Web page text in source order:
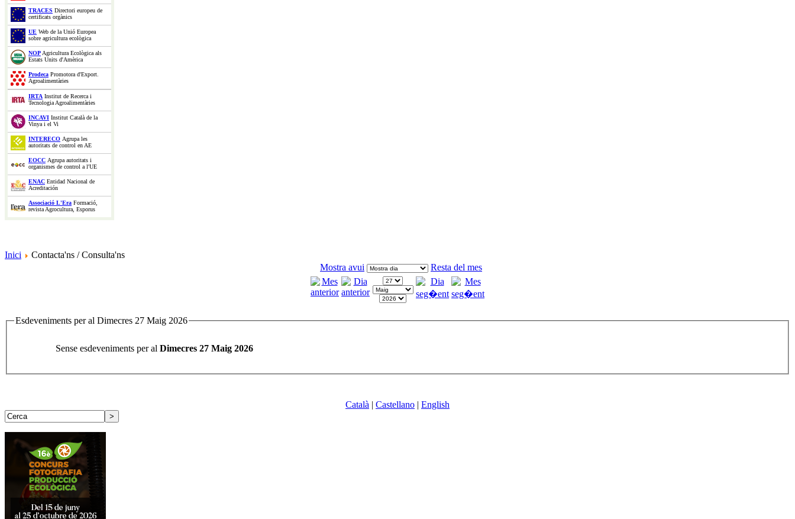
TRACES Directori europeu de
certificats orgànics
UE Web de la Unió Europea
sobre agricultura ecològica
NOPAgricultura Ecològica als
Estats Units d'Amèrica
Prodeca Promotora d'Export.
Agroalimentàries
IRTA Institut de Recerca i
Tecnologia Agroalimentàries
INCAVI Institut Català de la
Vinya i el Vi
INTERECO Agrupa les
autoritats de control en AE
EOCC Agrupa autoritats i
organismes de control a l'UE
ENAC Entidad Nacional de
Acreditación
Associació L'Era Formació,
revista Agrocultura, Esporus
Inici
Contacta'ns / Consulta'ns
Mostra avui
Resta del mes
Esdeveniments per al Dimecres 27 Maig 2026
Sense esdeveniments per al Dimecres 27 Maig 2026
Català | Castellano | English